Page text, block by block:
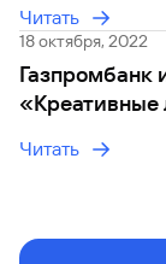
Читать
18 октября, 2022
Газпромбанк
«Креативные
Читать